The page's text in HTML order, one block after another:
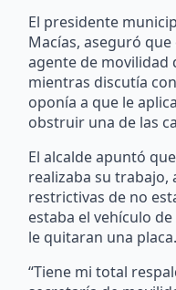
El presidente
Macías, aseguró
agente de movilidad
mientras discutía
oponía a que le
obstruir una de las
El alcalde apuntó
realizaba su trabajo,
restrictivas de no
estaba el vehículo
le quitaran una placa.
“Tiene mi total